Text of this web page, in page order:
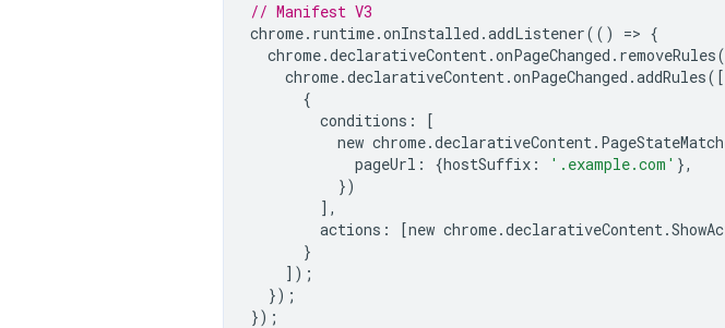
// Manifest V3
chrome. runtime.onInstalled .addListener(() => {
chrome.declarativeContent.onPageChanged . removeRules(
chrome.declarativeContent.onPageChanged .addRules([
{
conditions :
[
new chrome.declarativeContent.
pageUrl : {hostSuffix : '.example.com' },
})
],
actions : [new chrome.declarativeContent.
}
]);
});
});